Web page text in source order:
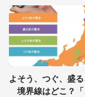
「
年
8万
グ
よそう、つぐ、盛
境界線はどこ？「